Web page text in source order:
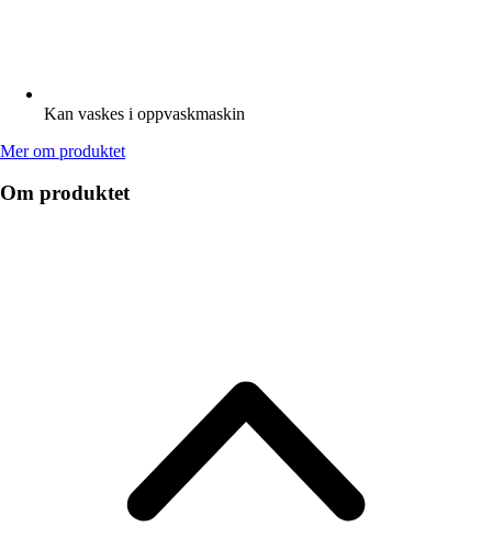
Kan vaskes i oppvaskmaskin
Mer om produktet
Om produktet